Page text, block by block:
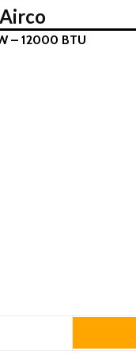
– Wit
Ontvoch…
Ontvoch…
TECHNIEK- WIFI en sp…
klasse A – Vo…
– 12000 BTU